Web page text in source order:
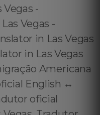
Vegas -
Vegas -
in Las Vegas
in Las Vegas
Americana
English ↔️
oficial